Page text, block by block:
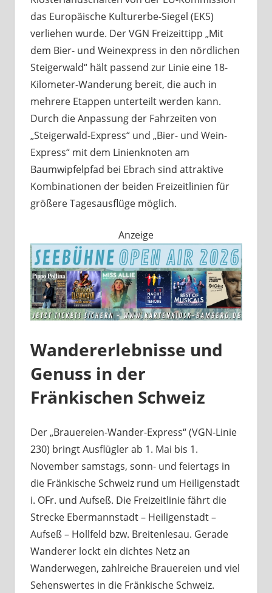
das Europäische Kulturerbe-Siegel (EKS)
verliehen wurde. Der VGN Freizeittipp „Mit
dem Bier- und Weinexpress in den nördlichen
Steigerwald“ hält passend zur Linie eine 18-
Kilometer-Wanderung bereit, die auch in
mehrere Etappen unterteilt werden kann.
Durch die Anpassung der Fahrzeiten von
„Steigerwald-Express“ und „Bier- und Wein-
Express“ mit dem Linienknoten am
Baumwipfelpfad bei Ebrach sind attraktive
Kombinationen der beiden Freizeitlinien für
größere Tagesausflüge möglich.
Anzeige
Wandererlebnisse und
Genuss in der
Fränkischen Schweiz
Der „Brauereien-Wander-Express“ (VGN-Linie
230) bringt Ausflügler ab 1. Mai bis 1.
November samstags, sonn- und feiertags in
die Fränkische Schweiz rund um Heiligenstadt
i. OFr. und Aufseß. Die Freizeitlinie fährt die
Strecke Ebermannstadt – Heiligenstadt –
Aufseß – Hollfeld bzw. Breitenlesau. Gerade
Wanderer lockt ein dichtes Netz an
Wanderwegen, zahlreiche Brauereien und viel
Sehenswertes in die Fränkische Schweiz.